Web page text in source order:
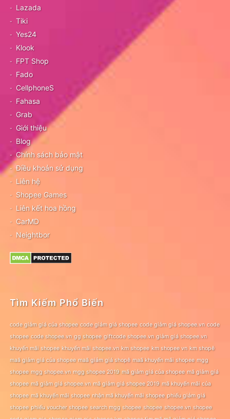
Lazada
Tiki
Yes24
Klook
FPT Shop
Fado
CellphoneS
Fahasa
Grab
Giới thiệu
Blog
Chính sách bảo mật
Điều khoản sử dụng
Liên hệ
Shopee Games
Liên kết hoa hồng
CarMD
Neightbor
Tìm Kiếm Phổ Biến
code giảm giá của shopee code giảm giá shopee code giảm giá shopee.vn code
shopee code shopee.vn gg shopee giftcode shopee.vn giảm giá shopee.vn
khuyến mãi shopee khuyến mãi shopee.vn km shopee km shopee vn km shopê
maã giảm giá của shopee maã giảm giá shopê maã khuyến mãi shopee mgg
shopee mgg shopee.vn mgg shopee 2019 mã giảm giá của shopee mã giảm giá
shopee mã giảm giá shopee.vn mã giảm giá shopee 2019 mã khuyến mãi của
shopee mã khuyến mãi shopee nhận mã khuyến mãi shopee phiếu giảm giá
shopee phiếu voucher shopee search mgg shopee shopee shopee.vn shopee